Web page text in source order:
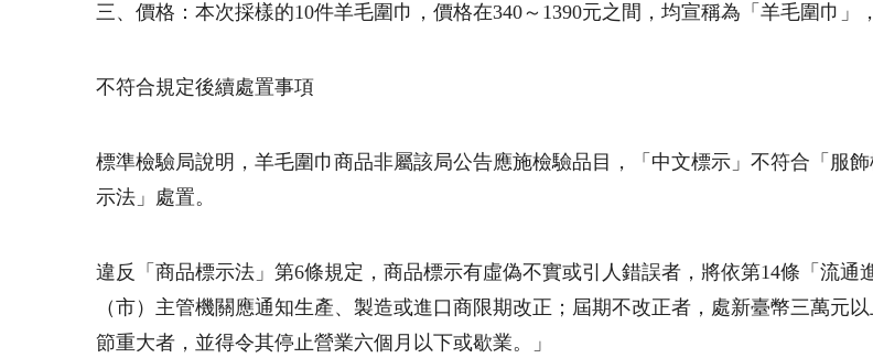
三、價格：本次採樣的10件羊毛圍巾，價格在340～1390元之間，均宣稱為「羊毛圍巾」
不符合規定後續處置事項
標準檢驗局說明，羊毛圍巾商品非屬該局公告應施檢驗品目，「中文標示」不符合「服
示法」處置。
違反「商品標示法」第6條規定，商品標示有虛偽不實或引人錯誤者，將依第14條「流
（市）主管機關應通知生產、製造或進口商限期改正；屆期不改正者，處新臺幣三萬元
節重大者，並得令其停止營業六個月以下或歇業。」